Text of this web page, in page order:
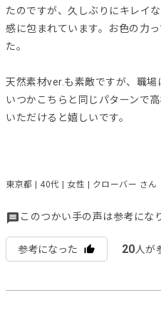
たのですが、久しぶりにキレイ
感に包まれています。お色の力
た。
天然素材ver.も素敵ですが、職場
いつかこちらと同じパターンで
いただけると嬉しいです。
東京都 | 40代 | 女性 | クローバー さん
このつかい手の声は参考にな
参考になった 20人が